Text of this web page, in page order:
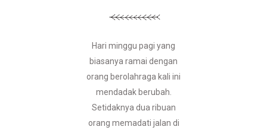
Hari minggu pagi yang
biasanya ramai dengan
orang berolahraga kali ini
mendadak berubah.
Setidaknya dua ribuan
orang memadati jalan di